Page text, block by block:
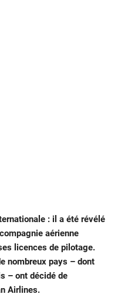
: il a été révélé
aérienne
licences de pilotage.
nombreux pays – dont
– ont décidé de
Airlines.